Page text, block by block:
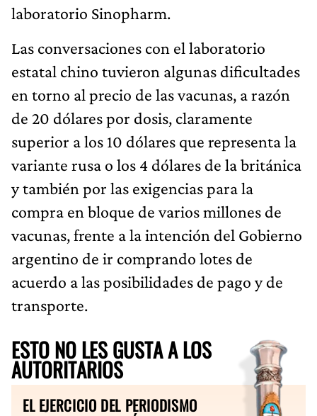
laboratorio Sinopharm.
Las conversaciones con el laboratorio
estatal chino tuvieron algunas dificultades
en torno al precio de las vacunas, a razón
de 20 dólares por dosis, claramente
superior a los 10 dólares que representa la
variante rusa o los 4 dólares de la británica
y también por las exigencias para la
compra en bloque de varios millones de
vacunas, frente a la intención del Gobierno
argentino de ir comprando lotes de
acuerdo a las posibilidades de pago y de
transporte.
ESTO NO LES GUSTA A LOS
AUTORITARIOS
EL EJERCICIO DEL PERIODISMO